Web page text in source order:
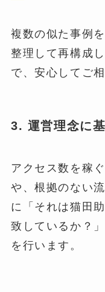
複数の似た事例
整理して再構成
で、安心してご
3. 運営理念に
アクセス数を稼
や、根拠のない
に「それは猫田
致しているか？
を行います。